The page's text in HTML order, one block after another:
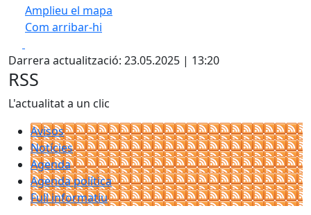
Amplieu el mapa
Com arribar-hi
+
−
Darrera actualització: 23.05.2025 | 13:20
RSS
L'actualitat a un clic
Avisos
Notícies
Agenda
Agenda política
Full informatiu